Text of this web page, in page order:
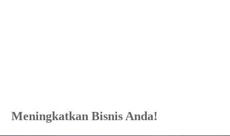
Meningkatkan Bisnis Anda!